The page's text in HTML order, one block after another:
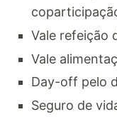
Vale refeição
Vale
Day-off pelo
Seguro de